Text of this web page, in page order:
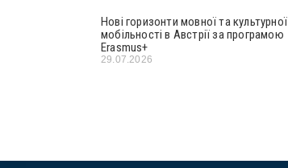
Нові горизонти мовної та культурної
мобільності в Австрії за програмою
Erasmus+
29.07.2026